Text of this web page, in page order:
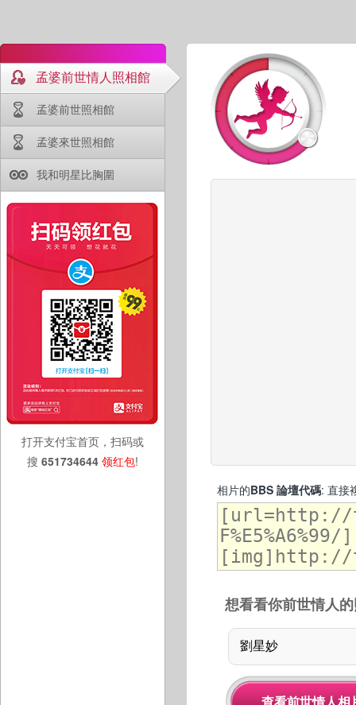
孟婆前世情人照相館
孟婆前世照相館
孟婆來世照相館
我和明星比胸圍
打开支付宝首页，扫码或
搜 651734644 领红包!
相片的BBS 論壇代碼: 直接
想看看你前世情人